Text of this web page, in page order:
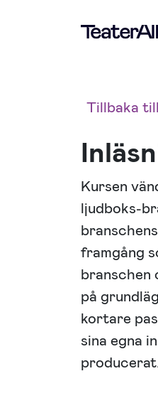
Tillbaka
Kursen
ljudboks-
framgång
branschen
på
kortare
sina egna